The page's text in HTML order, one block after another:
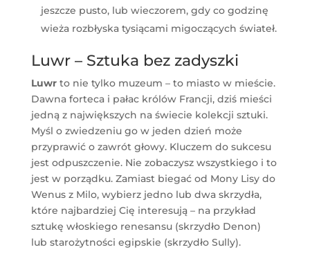
jeszcze pusto, lub wieczorem, gdy co godzinę
wieża rozbłyska tysiącami migoczących świateł.
Luwr – Sztuka bez zadyszki
Luwrto nie tylko muzeum – to miasto w mieście.
Dawna forteca i pałac królów Francji, dziś mieści
jedną z największych na świecie kolekcji sztuki.
Myśl o zwiedzeniu go w jeden dzień może
przyprawić o zawrót głowy. Kluczem do sukcesu
jest odpuszczenie. Nie zobaczysz wszystkiego i to
jest w porządku. Zamiast biegać od Mony Lisy do
Wenus z Milo, wybierz jedno lub dwa skrzydła,
które najbardziej Cię interesują – na przykład
sztukę włoskiego renesansu (skrzydło Denon)
lub starożytności egipskie (skrzydło Sully).